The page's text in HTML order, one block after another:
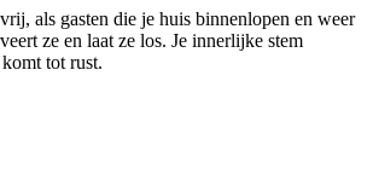
als gasten die je huis binnenlopen en weer
ze en laat ze los. Je innerlijke stem
tot rust.